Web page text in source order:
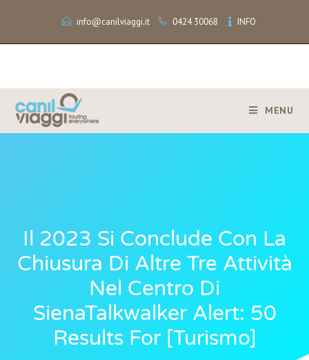
info@canilviaggi.it 0424 30068 INFO
MENU
Il 2023 Si Conclude Con La
Chiusura Di Altre Tre Attività
Nel Centro Di
SienaTalkwalker Alert: 50
Results For [turismo]